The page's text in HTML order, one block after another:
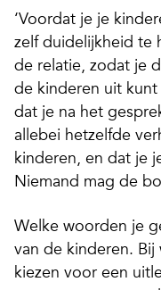
‘Voordat je je
zelf duidelijkheid te
de relatie, zodat je
de kinderen uit
dat je na het
allebei hetzelfde
kinderen, en dat je
Niemand mag de
Welke woorden je
van de kinderen.
kiezen voor een